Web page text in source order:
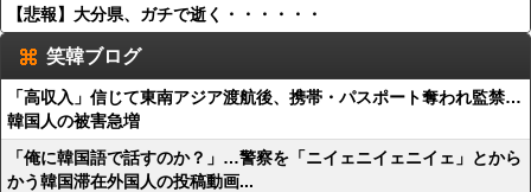
【悲報】大分県、ガチで逝く・・・・・・
笑韓ブログ
「高収入」信じて東南アジア渡航後、携帯・パスポート奪われ監禁…
韓国人の被害急増
「俺に韓国語で話すのか？」…警察を「ニイェニイェニイェ」とから
かう韓国滞在外国人の投稿動画...